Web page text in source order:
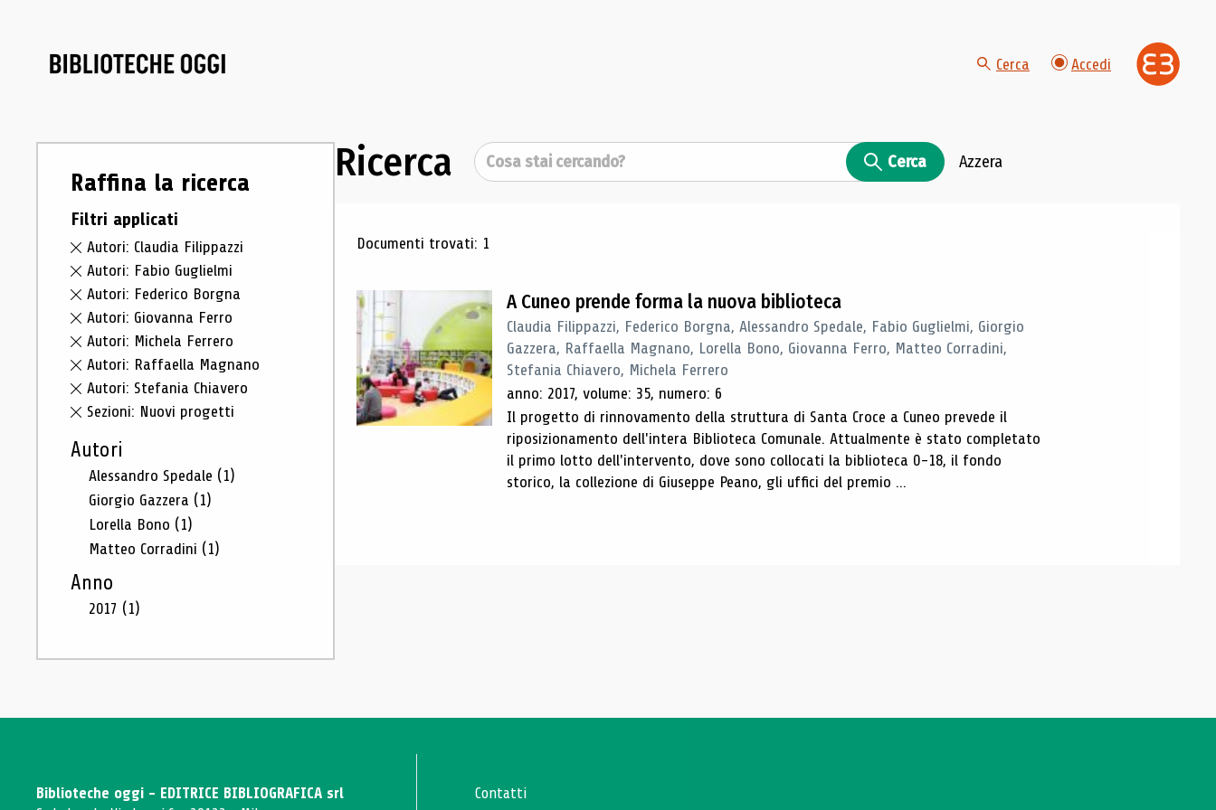
Cerca Accedi
Raffina la ricerca
Filtri applicati
Autori: Claudia Filippazzi
Autori: Fabio Guglielmi
Autori: Federico Borgna
Autori: Giovanna Ferro
Autori: Michela Ferrero
Autori: Raffaella Magnano
Autori: Stefania Chiavero
Sezioni: Nuovi progetti
Autori
Alessandro Spedale (1)
Giorgio Gazzera (1)
Lorella Bono (1)
Matteo Corradini (1)
Anno
2017 (1)
Ricerca Cerca Cerca Azzera
Risultati di ricerca
Documenti trovati: 1
A Cuneo prende forma la nuova biblioteca
Claudia Filippazzi, Federico Borgna, Alessandro Spedale, Fabio Guglielmi, Giorgio
Gazzera, Raffaella Magnano, Lorella Bono, Giovanna Ferro, Matteo Corradini,
Stefania Chiavero, Michela Ferrero
anno: 2017, volume: 35, numero: 6
Il progetto di rinnovamento della struttura di Santa Croce a Cuneo prevede il
riposizionamento dell'intera Biblioteca Comunale. Attualmente è stato completato
il primo lotto dell'intervento, dove sono collocati la biblioteca 0-18, il fondo
storico, la collezione di Giuseppe Peano, gli uffici del premio ...
Biblioteche oggi - EDITRICE BIBLIOGRAFICA srl
Contatti